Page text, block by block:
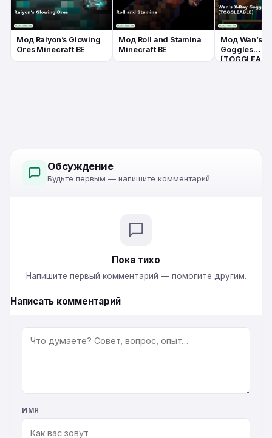
Мод Raiyon’s Glowing
Ores Minecraft BE
Мод Roll and Stamina
Minecraft BE
Мод Wan’s
Goggles
Обсуждение
Будьте первым — напишите комментарий.
Пока тихо
Напишите первый комментарий — помогите другим.
Написать комментарий
КОММЕНТАРИЙ
ИМЯ